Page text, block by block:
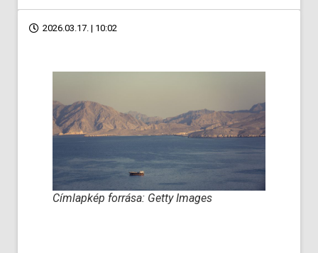
2026.03.17. | 10:02
Címlapkép forrása: Getty Images